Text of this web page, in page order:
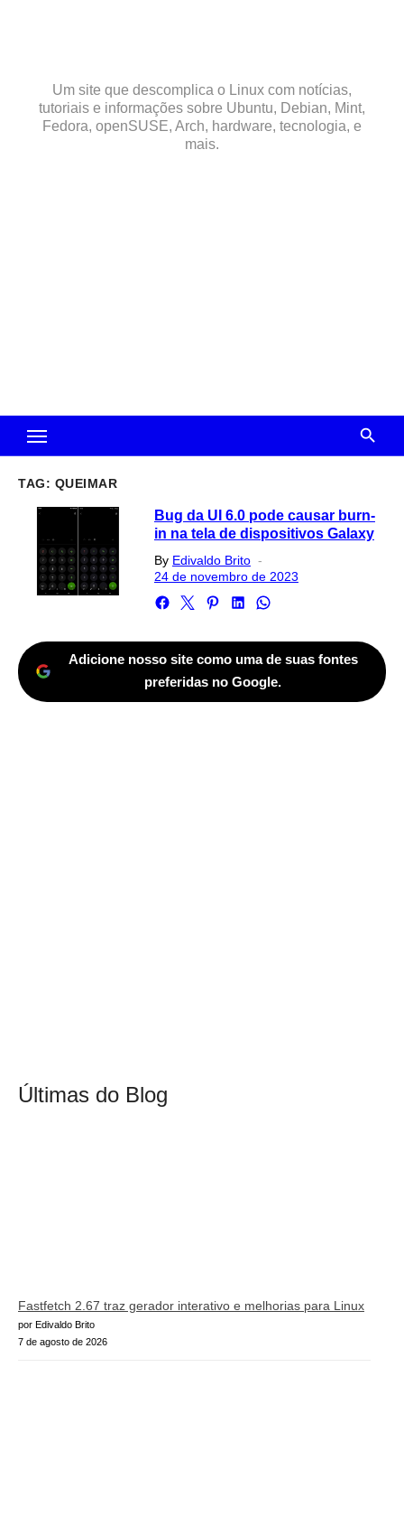
Um site que descomplica o Linux com notícias,
tutoriais e informações sobre Ubuntu, Debian, Mint,
Fedora, openSUSE, Arch, hardware, tecnologia, e
mais.
TAG: QUEIMAR
Bug da UI 6.0 pode causar burn-
in na tela de dispositivos Galaxy
By Edivaldo Brito
on
24 de novembro de 2023
Adicione nosso site como uma de suas fontes
preferidas no Google.
Últimas do Blog
Fastfetch 2.67 traz gerador interativo e melhorias para Linux
por Edivaldo Brito
7 de agosto de 2026